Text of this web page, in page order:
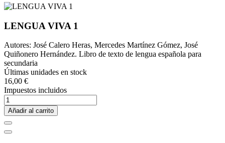
LENGUA VIVA 1
Autores: José Calero Heras, Mercedes Martínez Gómez, José
Quiñonero Hernández. Libro de texto de lengua española para
secundaria
Últimas unidades en stock
16,00 €
Impuestos incluidos
Añadir al carrito